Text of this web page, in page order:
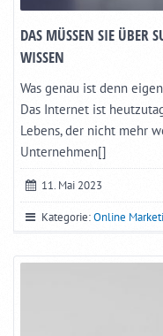
DAS MÜSSEN SIE ÜBER
WISSEN
Was genau ist denn
Das Internet ist
Lebens, der nicht mehr
Unternehmen[]
11. Mai 2023
Kategorie:Online